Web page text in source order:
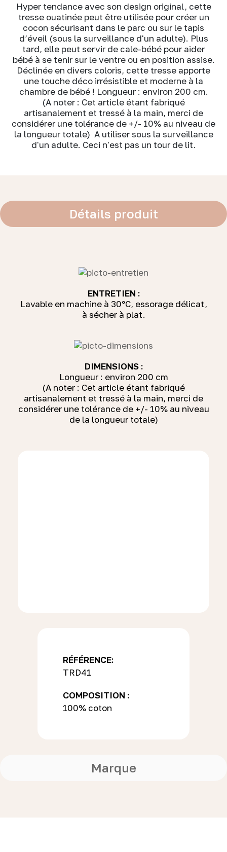
Hyper tendance avec son design original, cette
tresse ouatinée peut être utilisée pour créer un
cocon sécurisant dans le parc ou sur le tapis
d’éveil (sous la surveillance d'un adulte). Plus
tard, elle peut servir de cale-bébé pour aider
bébé à se tenir sur le ventre ou en position assise.
Déclinée en divers coloris, cette tresse apporte
une touche déco irrésistible et moderne à la
chambre de bébé ! Longueur : environ 200 cm.
(A noter : Cet article étant fabriqué
artisanalement et tressé à la main, merci de
considérer une tolérance de +/- 10% au niveau de
la longueur totale) A utiliser sous la surveillance
d'un adulte. Ceci n'est pas un tour de lit.
Détails produit
ENTRETIEN :
Lavable en machine à 30°C, essorage délicat,
à sécher à plat.
DIMENSIONS :
Longueur : environ 200 cm
(A noter : Cet article étant fabriqué
artisanalement et tressé à la main, merci de
considérer une tolérance de +/- 10% au niveau
de la longueur totale)
RÉFÉRENCE:
TRD41
COMPOSITION :
100% coton
Marque